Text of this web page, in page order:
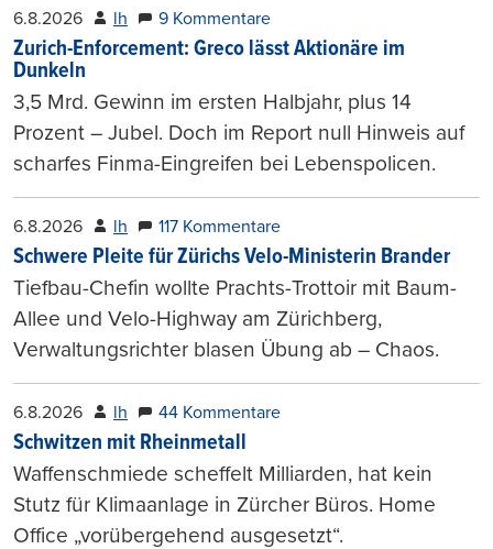
6.8.2026 lh 9 Kommentare
Zurich-Enforcement: Greco lässt Aktionäre im
Dunkeln
3,5 Mrd. Gewinn im ersten Halbjahr, plus 14
Prozent – Jubel. Doch im Report null Hinweis auf
scharfes Finma-Eingreifen bei Lebenspolicen.
6.8.2026 lh 117 Kommentare
Schwere Pleite für Zürichs Velo-Ministerin Brander
Tiefbau-Chefin wollte Prachts-Trottoir mit Baum-
Allee und Velo-Highway am Zürichberg,
Verwaltungsrichter blasen Übung ab – Chaos.
6.8.2026 lh 44 Kommentare
Schwitzen mit Rheinmetall
Waffenschmiede scheffelt Milliarden, hat kein
Stutz für Klimaanlage in Zürcher Büros. Home
Office „vorübergehend ausgesetzt“.